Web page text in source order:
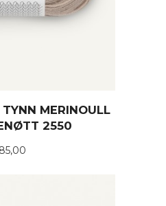
MERINOULL
2550
Pris
85,00